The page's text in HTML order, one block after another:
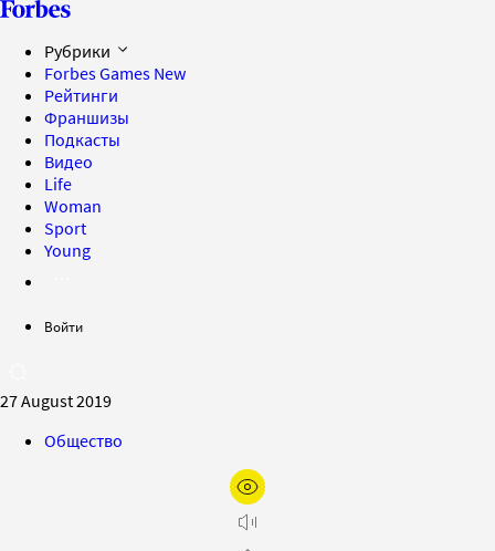
Рубрики
Forbes Games New
Рейтинги
Франшизы
Подкасты
Видео
Life
Woman
Sport
Young
Войти
27 August 2019
Общество